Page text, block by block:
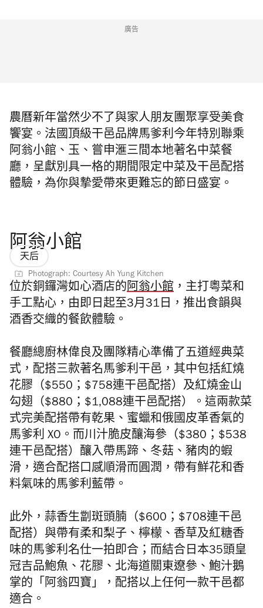
廣告
農曆新年當然少不了與家人朋友團聚享受美食
饗宴。法國頂級干邑品牌馬爹利今年特別聯乘
阿翁小館、玉、嘗申滙三間本地著名中菜餐
廳，呈獻別具一格的期間限定中菜及干邑配搭
體驗 ，為你與摯愛帶來更難忘的節日盛宴。
阿翁小館
天后
Photograph: Courtesy Ah Yung Kitchen
位於銅鑼灣如心酒店的阿翁小館 ，主打粵菜和
手工點心，由即日起至3月31日，推出食韻與
酒香交織的餐飲體驗。
餐廳總廚林偉良及團隊精心準備了五道經典菜
式，配搭三款著名馬爹利干邑，其中包括紅燒
花膠（$550；$758連干邑配搭）及紅燒金山
勾翅（$880；$1,088連干邑配搭）。這兩款菜
式完美配搭帶有乾果、蜜蠟和俄國皮革香氣的
馬爹利 XO。而川汁脆皮釀海參（$380；$538
連干邑配搭）釀入帶馬蹄、冬菇、豬肉的蝦
滑，適合配搭口感順滑而圓潤，帶有鮮花和香
料氣味的馬爹利藍帶。
此外，蒜香生劏斑頭腩（$600；$708連干邑
配搭）與帶有柔和梨子、檸檬、香草及紅糖香
味的馬爹利名仕一拍即合；而結合日本35頭皇
冠吉品鮑魚、花膠、北海道關東遼參、鮑汁鵝
掌的「阿翁四寶」，配搭以上任何一款干邑都
適合。